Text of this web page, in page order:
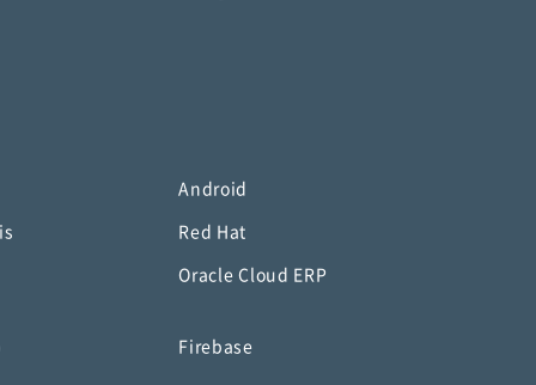
Android
Red Hat
Oracle Cloud ERP
Firebase